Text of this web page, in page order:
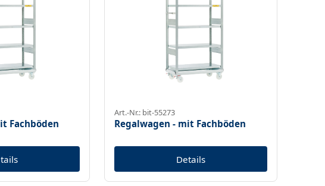
Fachböden
Art.-Nr.: bit-55273
Regalwagen - mit Fachböden
Details